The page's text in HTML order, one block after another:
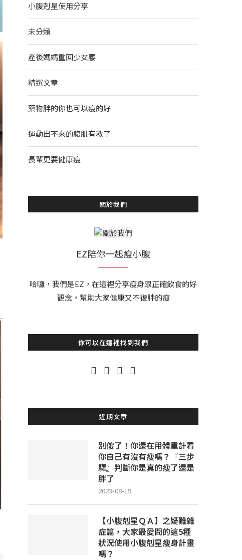
小腹剋星使用分享
未分類
產後媽媽重回少女腰
精選文章
藥物胖的你也可以瘦的好
運動出不來的腹肌有救了
長輩更要健康瘦
關於我們
EZ陪你一起瘦小腹
哈囉，我們是EZ，在這裡分享瘦身跟正確飲食的好
觀念，幫助大家健康又不復胖的瘦
你可以在這裡找到我們
近期文章
別傻了！你還在用體重計看
你自己有沒有瘦嗎？『三步
驟』判斷你是真的瘦了還是
胖了
2023-08-19
【小腹剋星ＱＡ】之疑難雜
症篇，大家最愛問的這5種
狀況使用小腹剋星瘦身計畫
嗎？